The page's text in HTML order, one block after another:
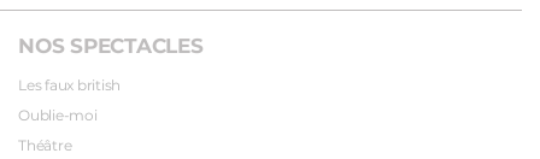
NOS SPECTACLES
Les faux british
Oublie-moi
Théâtre